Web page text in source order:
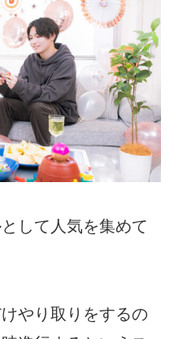
して人気を集めて
やり取りをするの